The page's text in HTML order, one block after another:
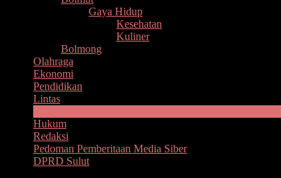
Gaya Hidup
Kesehatan
Kuliner
Bolmong
Olahraga
Ekonomi
Pendidikan
Lintas
Hukum
Redaksi
Pedoman Pemberitaan Media Siber
DPRD Sulut